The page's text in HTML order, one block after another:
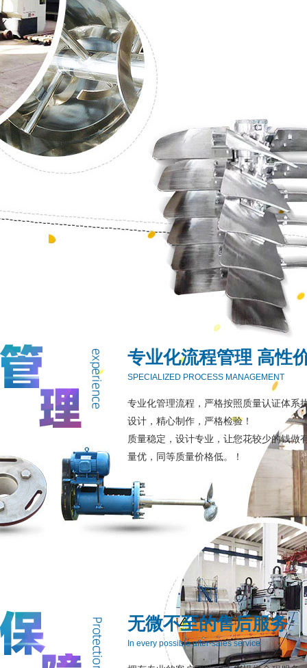
专业化流程管理 高性
SPECIALIZED PROCESS MANAGEMENT
专业化管理流程，严格按照质量认证体
设计，精心制作，严格检验！
质量稳定，设计专业，让您花较少的钱做
量优，同等质量价格低。！
无微不至的售后服务
In every possible after-sales service